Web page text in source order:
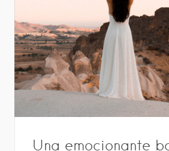
Una emocionante